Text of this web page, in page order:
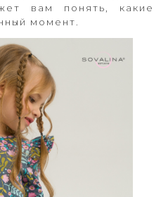
вам понять, какие
момент.